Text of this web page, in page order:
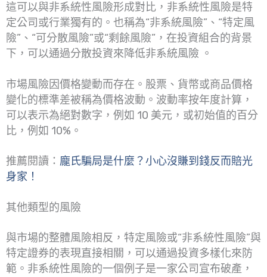
這可以與非系統性風險形成對比，非系統性風險是特
定公司或行業獨有的。也稱為“非系統風險”、“特定風
險”、“可分散風險”或“剩餘風險”，在投資組合的背景
下，可以通過分散投資來降低非系統風險 。
市場風險因價格變動而存在。股票、貨幣或商品價格
變化的標準差被稱為價格波動。波動率按年度計算，
可以表示為絕對數字，例如 10 美元，或初始值的百分
比，例如 10%。
推薦閱讀： 龐氏騙局是什麼？小心沒賺到錢反而賠光
身家！
其他類型的風險
與市場的整體風險相反，特定風險或“非系統性風險”與
特定證券的表現直接相關，可以通過投資多樣化來防
範。非系統性風險的一個例子是一家公司宣布破產，